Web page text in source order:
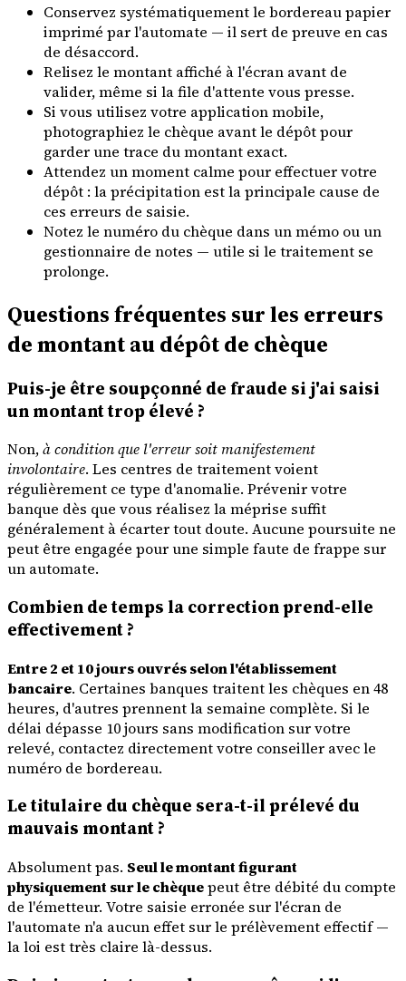
Conservez systématiquement le bordereau papier
imprimé par l'automate — il sert de preuve en cas
de désaccord.
Relisez le montant affiché à l'écran avant de
valider, même si la file d'attente vous presse.
Si vous utilisez votre application mobile,
photographiez le chèque avant le dépôt pour
garder une trace du montant exact.
Attendez un moment calme pour effectuer votre
dépôt : la précipitation est la principale cause de
ces erreurs de saisie.
Notez le numéro du chèque dans un mémo ou un
gestionnaire de notes — utile si le traitement se
prolonge.
Questions fréquentes sur les erreurs
de montant au dépôt de chèque
Puis-je être soupçonné de fraude si j'ai saisi
un montant trop élevé ?
Non,à condition que l'erreur soit manifestement
involontaire. Les centres de traitement voient
régulièrement ce type d'anomalie. Prévenir votre
banque dès que vous réalisez la méprise suffit
généralement à écarter tout doute. Aucune poursuite ne
peut être engagée pour une simple faute de frappe sur
un automate.
Combien de temps la correction prend-elle
effectivement ?
Entre 2 et 10 jours ouvrés selon l'établissement
bancaire. Certaines banques traitent les chèques en 48
heures, d'autres prennent la semaine complète. Si le
délai dépasse 10 jours sans modification sur votre
relevé, contactez directement votre conseiller avec le
numéro de bordereau.
Le titulaire du chèque sera-t-il prélevé du
mauvais montant ?
Absolument pas. Seul le montant figurant
physiquement sur le chèquepeut être débité du compte
de l'émetteur. Votre saisie erronée sur l'écran de
l'automate n'a aucun effet sur le prélèvement effectif —
la loi est très claire là-dessus.